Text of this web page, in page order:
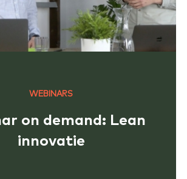
WEBINARS
on demand: Lean
innovatie